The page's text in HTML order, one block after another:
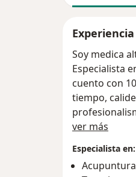
Experiencia
Soy medica
Especialista
cuento con 10 años
tiempo, calidez, confianza, amabilidad, escucha, servicio, atención y sobretodo
Mi pasión es
ver más
Especialista en:
Acupuntura